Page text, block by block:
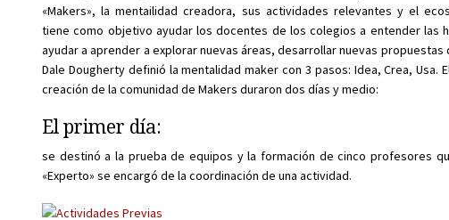
«Makers», la mentailidad creadora, sus actividades relevantes y el
tiene como objetivo ayudar los docentes de los colegios a entender las
ayudar a aprender a explorar nuevas áreas, desarrollar nuevas
Dale Dougherty definió la mentalidad maker con 3 pasos: Idea, Crea,
creación de la comunidad de Makers duraron dos días y medio:
El primer día:
se destinó a la prueba de equipos y la formación de cinco profesores
«Experto» se encargó de la coordinación de una actividad.